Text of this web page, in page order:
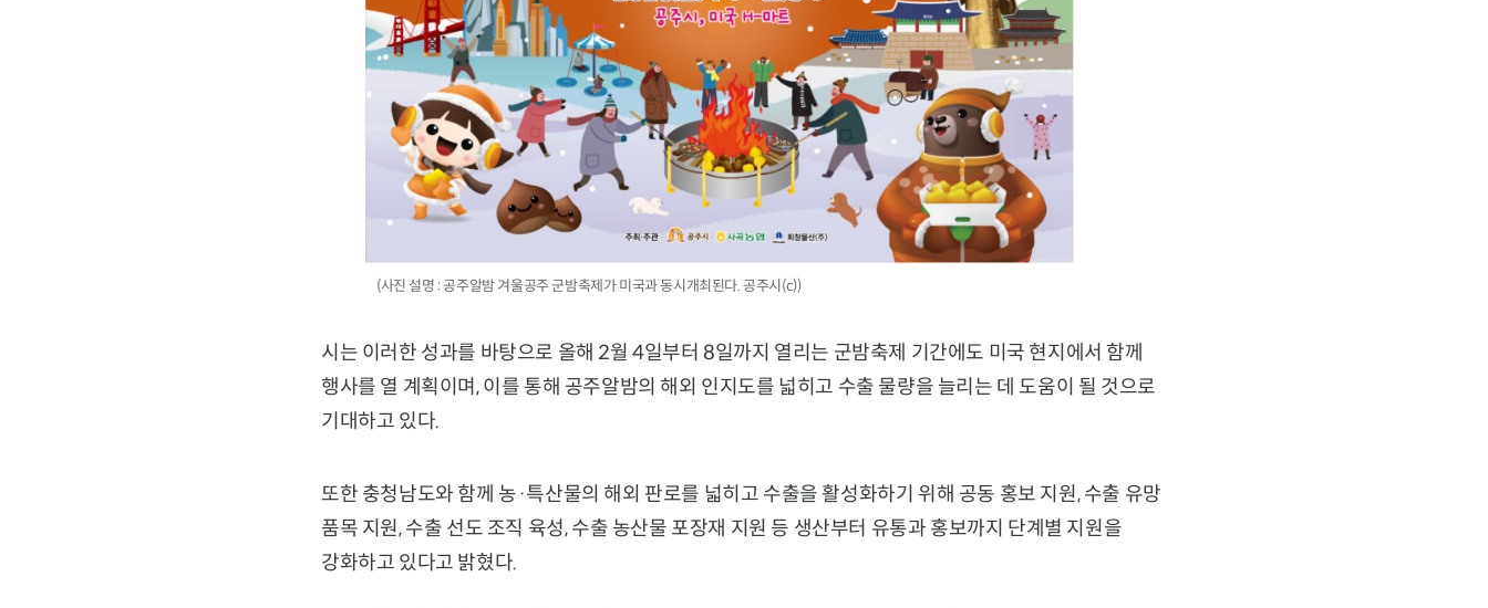
(사진 설명 : 공주알밤 겨울공주 군밤축제가 미국과 동시개최된다. 공주시(c))
시는 이러한 성과를 바탕으로 올해 2월 4일부터 8일까지 열리는 군밤축제 기간에도 미국 현지에서 함께
행사를 열 계획이며, 이를 통해 공주알밤의 해외 인지도를 넓히고 수출 물량을 늘리는 데 도움이 될 것으로
기대하고 있다.
또한 충청남도와 함께 농·특산물의 해외 판로를 넓히고 수출을 활성화하기 위해 공동 홍보 지원, 수출 유망
품목 지원, 수출 선도 조직 육성, 수출 농산물 포장재 지원 등 생산부터 유통과 홍보까지 단계별 지원을
강화하고 있다고 밝혔다.